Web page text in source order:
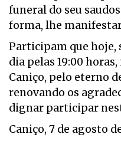
funeral do seu
forma, lhe
Participam que hoje,
dia pelas 19:00
Caniço, pelo eterno
renovando os
dignar participar
Caniço, 7 de agosto